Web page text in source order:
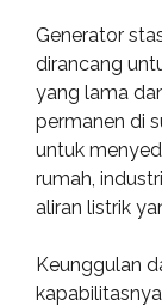
Generator
dirancang
yang lama
permanen di
untuk
rumah,
aliran listrik
Keunggulan